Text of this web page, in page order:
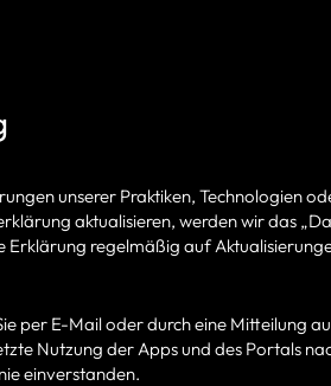
unserer Praktiken, Technologien
aktualisieren, werden wir das
Erklärung regelmäßig auf
per E-Mail oder durch eine Mitteilung
Nutzung der Apps und des Portals
einverstanden.